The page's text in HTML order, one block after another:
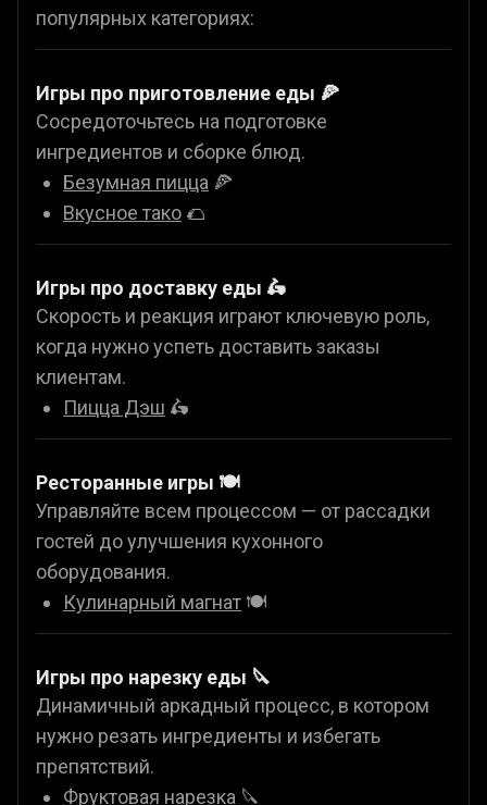
популярных категориях:
Игры про приготовление еды 🍕
Сосредоточьтесь на подготовке
ингредиентов и сборке блюд.
Безумная пицца 🍕
Вкусное тако 🌮
Игры про доставку еды 🛵
Скорость и реакция играют ключевую роль,
когда нужно успеть доставить заказы
клиентам.
Пицца Дэш 🛵
Ресторанные игры 🍽️
Управляйте всем процессом — от рассадки
гостей до улучшения кухонного
оборудования.
Кулинарный магнат 🍽️
Игры про нарезку еды 🔪
Динамичный аркадный процесс, в котором
нужно резать ингредиенты и избегать
препятствий.
Фруктовая нарезка 🔪